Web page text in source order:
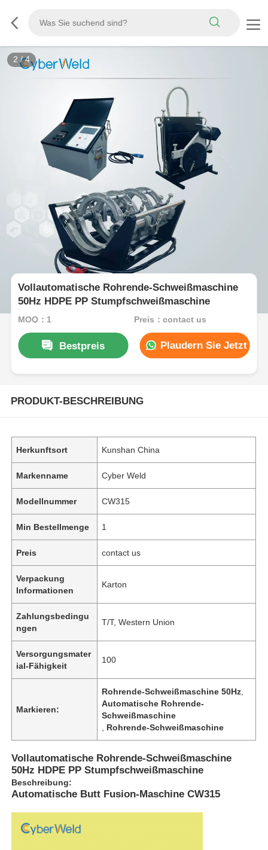
2 /4
Vollautomatische Rohrende-Schweißmaschine
50Hz HDPE PP Stumpfschweißmaschine
MOQ：1 Preis：contact us
Bestpreis Plaudern Sie Jetzt
PRODUKT-BESCHREIBUNG
Herkunftsort Kunshan China
Markenname Cyber Weld
Modellnummer CW315
Min Bestellmenge 1
Preis contact us
Verpackung
Informationen
Karton
Zahlungsbedingu
ngen
T/T, Western Union
Versorgungsmater
ial-Fähigkeit
100
Markieren:
Rohrende-Schweißmaschine 50Hz
Automatische Rohrende-
Schweißmaschine
Rohrende-Schweißmaschine
Vollautomatische Rohrende-Schweißmaschine
50Hz HDPE PP Stumpfschweißmaschine
Beschreibung:
Automatische Butt Fusion-Maschine CW315